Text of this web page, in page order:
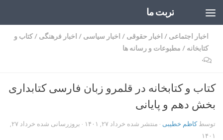
تربت ما
اخبار اجتماعی / اخبار حقوقی / اخبار سیاسی / اخبار فرهنگی /کتاب و
کتابخانه / مطبوعات و رسانه ها
۰
کتاب و کتابخانه ‌در قلمرو زبان فارسی کتابداری
بخش دهم و پایانی
توسطکاظم خطیبی · منتشر شده خرداد ۲۷, ۱۴۰۱ · بروزرسانی شده
خرداد ۲۷,
۱۴۰۱